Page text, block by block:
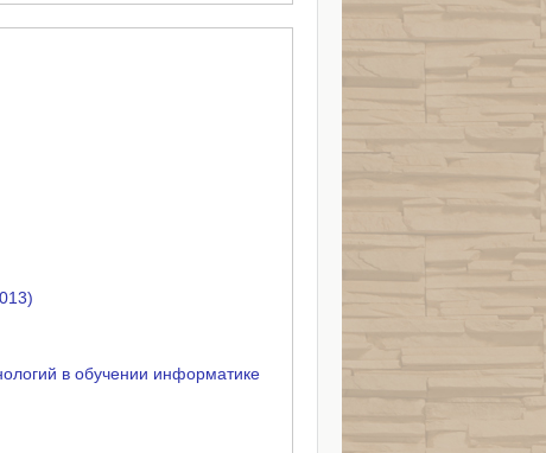
в обучении информатике